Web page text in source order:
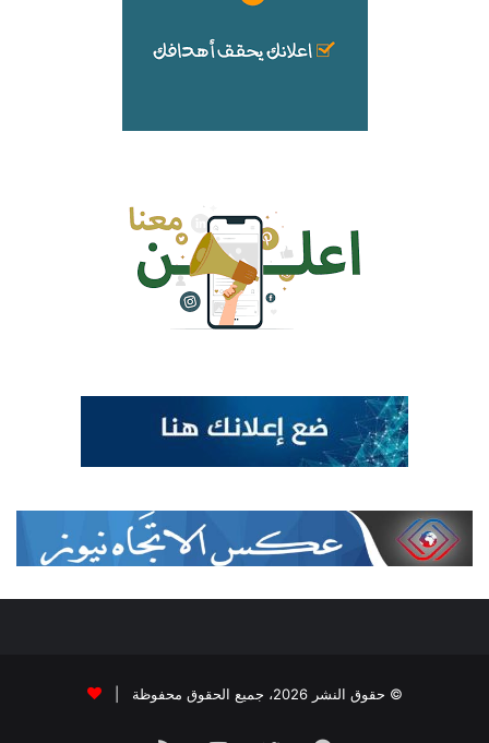
© حقوق النشر 2026، جميع الحقوق محفوظة |